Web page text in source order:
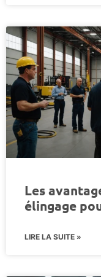
Les
élingage
LIRE LA SUITE »